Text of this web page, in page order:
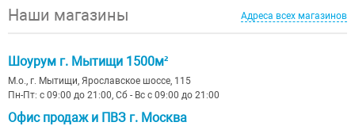
Наши магазины Адреса всех магазинов
Шоурум г. Мытищи 1500м²
М.о., г. Мытищи, Ярославское шоссе, 115
Пн-Пт: с 09:00 до 21:00, Сб - Вс с 09:00 до 21:00
Офис продаж и ПВЗ г. Москва